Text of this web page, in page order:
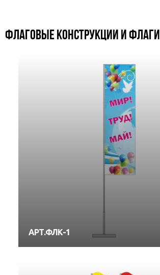
ФЛАГОВЫЕ КОНСТРУКЦИИ И ФЛАГИ
АРТ.ФЛК-1